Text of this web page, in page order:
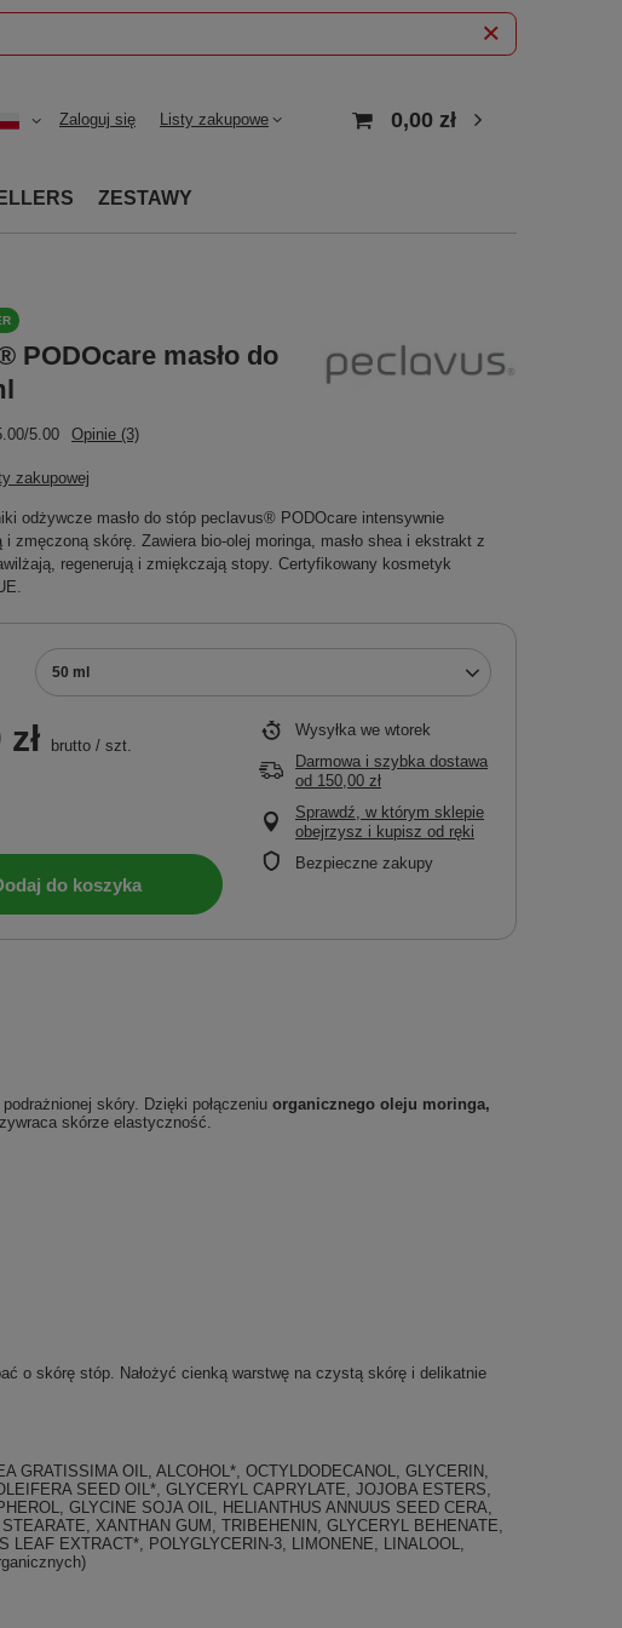
Zaloguj się Listy zakupowe 0,00 zł
ZESTAWY
PODOcare masło do
5.00 Opinie (3)
zakupowej
odżywcze masło do stóp peclavus® PODOcare intensywnie
i zmęczoną skórę. Zawiera bio-olej moringa, masło shea i ekstrakt z
regenerują i zmiękczają stopy. Certyfikowany kosmetyk
50 ml
brutto / szt.
do koszyka
Wysyłka we wtorek
Darmowa i szybka dostawa
od 150,00 zł
Sprawdź, w którym sklepie
obejrzysz i kupisz od ręki
Bezpieczne zakupy
skóry. Dzięki połączeniu organicznego oleju moringa,
skórze elastyczność.
o skórę stóp. Nałożyć cienką warstwę na czystą skórę i delikatnie
GRATISSIMA OIL, ALCOHOL*, OCTYLDODECANOL, GLYCERIN,
SEED OIL*, GLYCERYL CAPRYLATE, JOJOBA ESTERS,
GLYCINE SOJA OIL, HELIANTHUS ANNUUS SEED CERA,
XANTHAN GUM, TRIBEHENIN, GLYCERYL BEHENATE,
LEAF EXTRACT*, POLYGLYCERIN-3, LIMONENE, LINALOOL,